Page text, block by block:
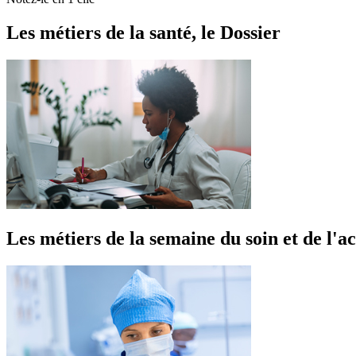
Les métiers de la santé, le Dossier
Les métiers de la semaine du soin et de